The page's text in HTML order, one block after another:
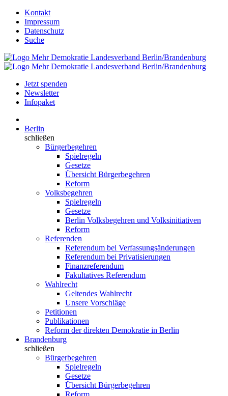
Kontakt
Impressum
Datenschutz
Suche
Jetzt spenden
Newsletter
Infopaket
Berlin
schließen
Bürgerbegehren
Spielregeln
Gesetze
Übersicht Bürgerbegehren
Reform
Volksbegehren
Spielregeln
Gesetze
Berlin Volksbegehren und Volksinitiativen
Reform
Referenden
Referendum bei Verfassungsänderungen
Referendum bei Privatisierungen
Finanzreferendum
Fakultatives Referendum
Wahlrecht
Geltendes Wahlrecht
Unsere Vorschläge
Petitionen
Publikationen
Reform der direkten Demokratie in Berlin
Brandenburg
schließen
Bürgerbegehren
Spielregeln
Gesetze
Übersicht Bürgerbegehren
Reform